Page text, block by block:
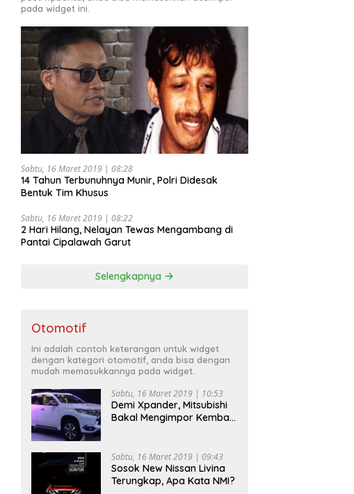
pada widget ini.
Sabtu, 16 Maret 2019 | 08:28
14 Tahun Terbunuhnya Munir, Polri Didesak
Bentuk Tim Khusus
Sabtu, 16 Maret 2019 | 08:22
2 Hari Hilang, Nelayan Tewas Mengambang di
Pantai Cipalawah Garut
Selengkapnya
Otomotif
Ini adalah contoh keterangan untuk widget
dengan kategori otomotif, anda bisa dengan
mudah memasukkannya pada widget.
Sabtu, 16 Maret 2019 | 10:53
Demi Xpander, Mitsubishi
Bakal Mengimpor Kembali
Sabtu, 16 Maret 2019 | 09:43
Sosok New Nissan Livina
Terungkap, Apa Kata NMI?